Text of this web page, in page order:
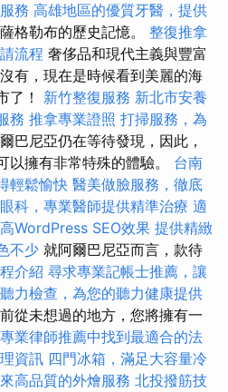
務 高雄地區的優質牙醫，提供
格勒布的歷史記憶。 整復推拿
流程 奢侈品和現代主義與豐富
有，現在是時候看到美麗的海
了！ 新竹整復服務 新北市安養
務 推拿專業證照 打掃服務，為
巴尼亞仍在等待發現，因此，
以擁有非常特殊的體驗。 台南
輕鬆愉快 醫美做臉服務，徹底
科，專業醫師提供精準治療 適
WordPress SEO效果 提供精緻
不少 就阿爾巴尼亞而言，款待
介紹 尋求專業記帳士推薦，讓
力檢查，為您的聽力健康提供
從未想過的地方，您將擁有一
業律師推薦中找到最適合的法
資訊 四門冰箱，滿足大容量冷
高品質的外燴服務 北投撥筋技